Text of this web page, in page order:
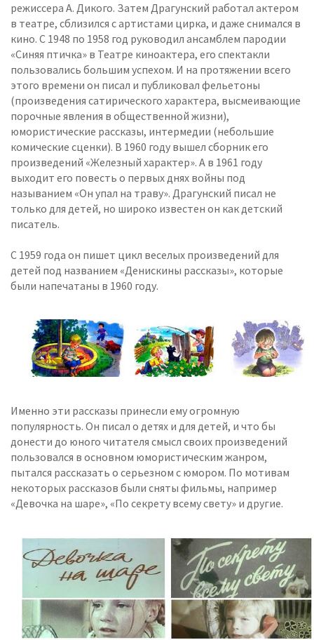
режиссера А. Дикого. Затем Драгунский работал актером
в театре, сблизился с артистами цирка, и даже снимался в
кино. С 1948 по 1958 год руководил ансамблем пародии
«Синяя птичка» в Театре киноактера, его спектакли
пользовались большим успехом. И на протяжении всего
этого времени он писал и публиковал фельетоны
(произведения сатирического характера, высмеивающие
порочные явления в общественной жизни),
юмористические рассказы, интермедии (небольшие
комические сценки). В 1960 году вышел сборник его
произведений «Железный характер». А в 1961 году
выходит его повесть о первых днях войны под
называнием «Он упал на траву». Драгунский писал не
только для детей, но широко известен он как детский
писатель.
С 1959 года он пишет цикл веселых произведений для
детей под названием «Денискины рассказы», которые
были напечатаны в 1960 году.
Именно эти рассказы принесли ему огромную
популярность. Он писал о детях и для детей, и что бы
донести до юного читателя смысл своих произведений
пользовался в основном юмористическим жанром,
пытался рассказать о серьезном с юмором. По мотивам
некоторых рассказов были сняты фильмы, например
«Девочка на шаре», «По секрету всему свету» и другие.